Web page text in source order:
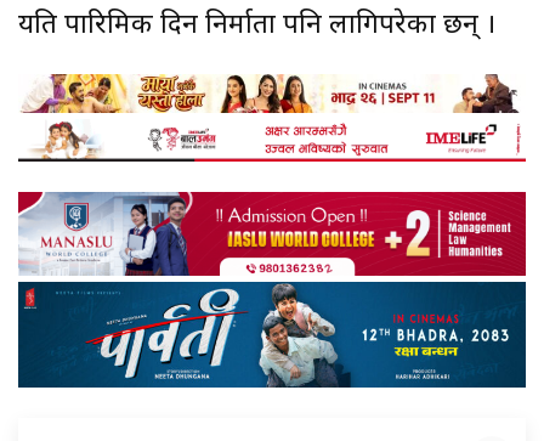
यति पारिश्रमिक दिन निर्माता पनि लागिपरेका छन् ।